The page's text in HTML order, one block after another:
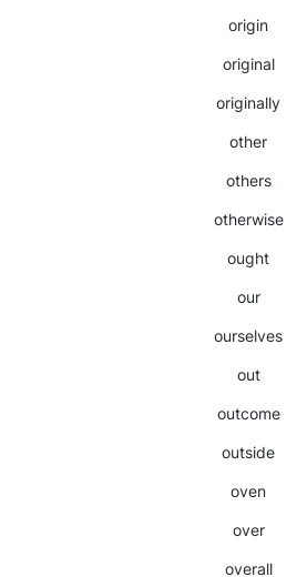
origin
original
originally
other
others
otherwise
ought
our
ourselves
out
outcome
outside
oven
over
overall